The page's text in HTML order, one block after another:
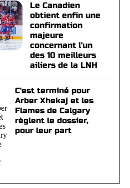
Le Canadien
obtient enfin une
confirmation
majeure
concernant l'un
des 10 meilleurs
ailiers de la LNH
C'est terminé pour
Arber Xhekaj et les
Flames de Calgary
règlent le dossier,
pour leur part